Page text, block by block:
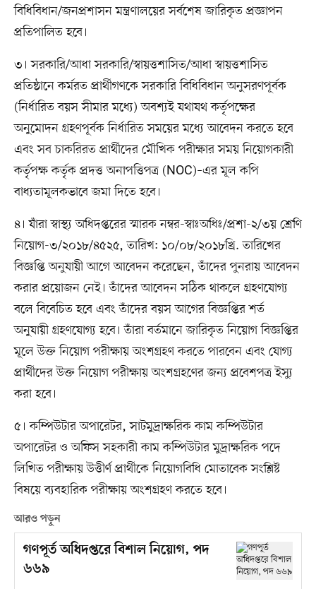
বিধিবিধান/জনপ্রশাসন মন্ত্রণালয়ের সর্বশেষ জারিকৃত প্রজ্ঞাপন
প্রতিপালিত হবে।
৩। সরকারি/আধা সরকারি/স্বায়ত্তশাসিত/আধা স্বায়ত্তশাসিত
প্রতিষ্ঠানে কর্মরত প্রার্থীগণকে সরকারি বিধিবিধান অনুসরণপূর্বক
(নির্ধারিত বয়স সীমার মধ্যে) অবশ্যই যথাযথ কর্তৃপক্ষের
অনুমোদন গ্রহণপূর্বক নির্ধারিত সময়ের মধ্যে আবেদন করতে হবে
এবং সব চাকরিরত প্রার্থীদের মৌখিক পরীক্ষার সময় নিয়োগকারী
কর্তৃপক্ষ কর্তৃক প্রদত্ত অনাপত্তিপত্র (NOC)–এর মূল কপি
বাধ্যতামূলকভাবে জমা দিতে হবে।
৪। যাঁরা স্বাস্থ্য অধিদপ্তরের স্মারক নম্বর-স্বাঃঅধিঃ/প্রশা-২/৩য় শ্রেণি
নিয়োগ-৩/২০১৮/৪৫২৫, তারিখ: ১০/০৮/২০১৮খ্রি. তারিখের
বিজ্ঞপ্তি অনুযায়ী আগে আবেদন করেছেন, তাঁদের পুনরায় আবেদন
করার প্রয়োজন নেই। তাঁদের আবেদন সঠিক থাকলে গ্রহণযোগ্য
বলে বিবেচিত হবে এবং তাঁদের বয়স আগের বিজ্ঞপ্তির শর্ত
অনুযায়ী গ্রহণযোগ্য হবে। তাঁরা বর্তমানে জারিকৃত নিয়োগ বিজ্ঞপ্তির
মূলে উক্ত নিয়োগ পরীক্ষায় অংশগ্রহণ করতে পারবেন এবং যোগ্য
প্রার্থীদের উক্ত নিয়োগ পরীক্ষায় অংশগ্রহণের জন্য প্রবেশপত্র ইস্যু
করা হবে।
৫। কম্পিউটার অপারেটর, সাটমুদ্রাক্ষরিক কাম কম্পিউটার
অপারেটর ও অফিস সহকারী কাম কম্পিউটার মুদ্রাক্ষরিক পদে
লিখিত পরীক্ষায় উত্তীর্ণ প্রার্থীকে নিয়োগবিধি মোতাবেক সংশ্লিষ্ট
বিষয়ে ব্যবহারিক পরীক্ষায় অংশগ্রহণ করতে হবে।
আরও পড়ুন
গণপূর্ত অধিদপ্তরে বিশাল নিয়োগ, পদ
৬৬৯